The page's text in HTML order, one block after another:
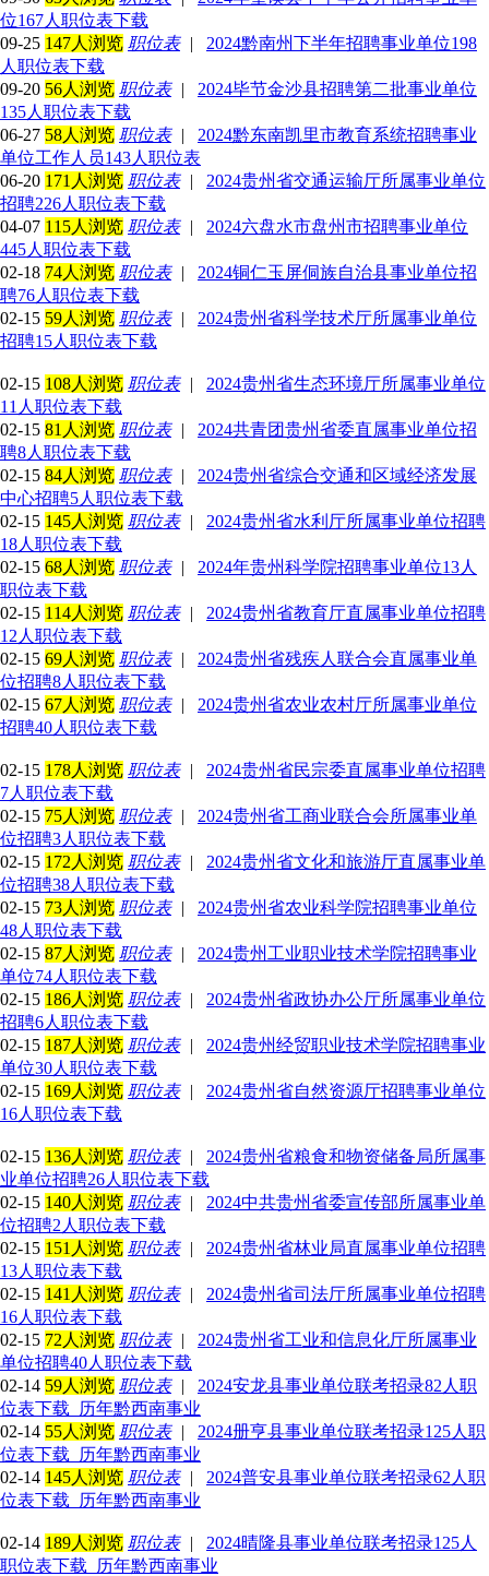
位167人职位表下载
09-25 147人浏览 职位表|
2024黔南州下半年招聘事业单位198
人职位表下载
09-20 56人浏览 职位表|
2024毕节金沙县招聘第二批事业单位
135人职位表下载
06-27 58人浏览 职位表|
2024黔东南凯里市教育系统招聘事业
单位工作人员143人职位表
06-20 171人浏览 职位表|
2024贵州省交通运输厅所属事业单位
招聘226人职位表下载
04-07 115人浏览 职位表|
2024六盘水市盘州市招聘事业单位
445人职位表下载
02-18 74人浏览 职位表|
2024铜仁玉屏侗族自治县事业单位招
聘76人职位表下载
02-15 59人浏览 职位表|
2024贵州省科学技术厅所属事业单位
招聘15人职位表下载
02-15 108人浏览 职位表|
2024贵州省生态环境厅所属事业单位
11人职位表下载
02-15 81人浏览 职位表|
2024共青团贵州省委直属事业单位招
聘8人职位表下载
02-15 84人浏览 职位表|
2024贵州省综合交通和区域经济发展
中心招聘5人职位表下载
02-15 145人浏览 职位表|
2024贵州省水利厅所属事业单位招聘
18人职位表下载
02-15 68人浏览 职位表|
2024年贵州科学院招聘事业单位13人
职位表下载
02-15 114人浏览 职位表|
2024贵州省教育厅直属事业单位招聘
12人职位表下载
02-15 69人浏览 职位表|
2024贵州省残疾人联合会直属事业单
位招聘8人职位表下载
02-15 67人浏览 职位表|
2024贵州省农业农村厅所属事业单位
招聘40人职位表下载
02-15 178人浏览 职位表|
2024贵州省民宗委直属事业单位招聘
7人职位表下载
02-15 75人浏览 职位表|
2024贵州省工商业联合会所属事业单
位招聘3人职位表下载
02-15 172人浏览 职位表|
2024贵州省文化和旅游厅直属事业单
位招聘38人职位表下载
02-15 73人浏览 职位表|
2024贵州省农业科学院招聘事业单位
48人职位表下载
02-15 87人浏览 职位表|
2024贵州工业职业技术学院招聘事业
单位74人职位表下载
02-15 186人浏览 职位表|
2024贵州省政协办公厅所属事业单位
招聘6人职位表下载
02-15 187人浏览 职位表|
2024贵州经贸职业技术学院招聘事业
单位30人职位表下载
02-15 169人浏览 职位表|
2024贵州省自然资源厅招聘事业单位
16人职位表下载
02-15 136人浏览 职位表|
2024贵州省粮食和物资储备局所属事
业单位招聘26人职位表下载
02-15 140人浏览 职位表|
2024中共贵州省委宣传部所属事业单
位招聘2人职位表下载
02-15 151人浏览 职位表|
2024贵州省林业局直属事业单位招聘
13人职位表下载
02-15 141人浏览 职位表|
2024贵州省司法厅所属事业单位招聘
16人职位表下载
02-15 72人浏览 职位表|
2024贵州省工业和信息化厅所属事业
单位招聘40人职位表下载
02-14 59人浏览 职位表|
2024安龙县事业单位联考招录82人职
位表下载_历年黔西南事业
02-14 55人浏览 职位表|
2024册亨县事业单位联考招录125人职
位表下载_历年黔西南事业
02-14 145人浏览 职位表|
2024普安县事业单位联考招录62人职
位表下载_历年黔西南事业
02-14 189人浏览 职位表|
2024晴隆县事业单位联考招录125人
职位表下载_历年黔西南事业